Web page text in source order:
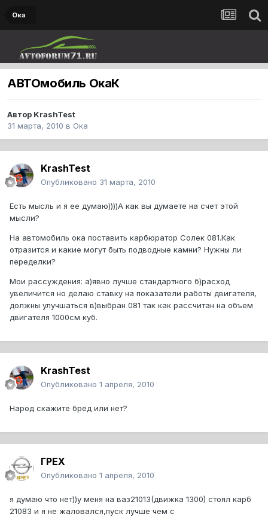
Ока
АВТОмобиль ОкаК
Автор KrashTest
31 марта, 2010 в Ока
KrashTest
Опубликовано 31 марта, 2010
Есть мысль и я ее думаю))))А как вы думаете на счет этой
мысли?
На автомобиль ока поставить карбюратор Солек 081.Как
отразится и какие могут быть подводные камни? Нужны ли
переделки?
Мои рассуждения: а)явно лучше стандартного б)расход
увеличится но делаю ставку на показатели работы двигателя,
должны улучшаться в)выбран 081 так как рассчитан на объем
двигателя 1000см куб.
KrashTest
Опубликовано 1 апреля, 2010
Народ скажите бред или нет?
ГРЕХ
Опубликовано 1 апреля, 2010
я думаю что нет))у меня на ваз21013(движка 1300) стоял карб
21083 и я не жаловался,пуск лучше чем с